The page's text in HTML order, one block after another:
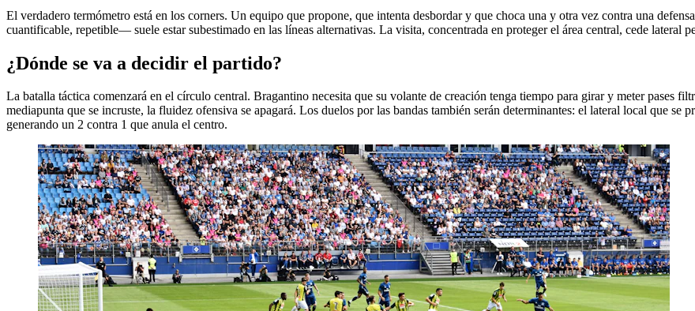
El verdadero termómetro está en los corners. Un equipo que propone, que intenta desbordar y que choca una y otra vez contra una
cuantificable, repetible— suele estar subestimado en las líneas alternativas. La visita, concentrada en proteger el área central, cede lateral
¿Dónde se va a decidir el partido?
La batalla táctica comenzará en el círculo central. Bragantino necesita que su volante de creación tenga tiempo para girar y meter pases
mediapunta que se incruste, la fluidez ofensiva se apagará. Los duelos por las bandas también serán determinantes: el lateral local que se
generando un 2 contra 1 que anula el centro.